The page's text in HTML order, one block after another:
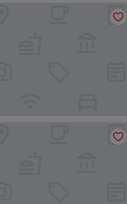
Belo Horizonte